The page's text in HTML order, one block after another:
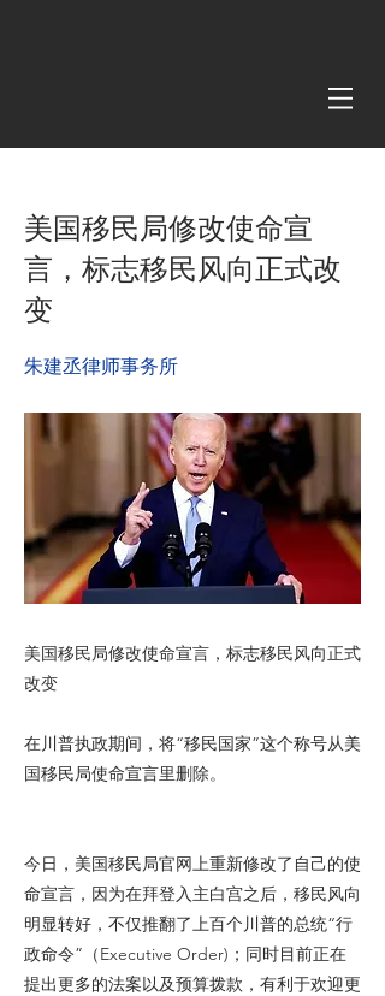
美国移民局修改使命宣
言，标志移民风向正式改
变
朱建丞律师事务所
美国移民局修改使命宣言，标志移民风向正式
改变
在川普执政期间，将“移民国家”这个称号从美
国移民局使命宣言里删除。
今日，美国移民局官网上重新修改了自己的使
命宣言，因为在拜登入主白宫之后，移民风向
明显转好，不仅推翻了上百个川普的总统“行
政命令”（Executive Order)；同时目前正在
提出更多的法案以及预算拨款，有利于欢迎更